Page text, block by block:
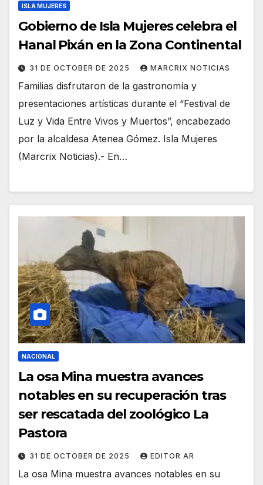
ISLA MUJERES
Gobierno de Isla Mujeres celebra el
Hanal Pixán en la Zona Continental
31 DE OCTOBER DE 2025 MARCRIX NOTICIAS
Familias disfrutaron de la gastronomía y
presentaciones artísticas durante el “Festival de
Luz y Vida Entre Vivos y Muertos”, encabezado
por la alcaldesa Atenea Gómez. Isla Mujeres
(Marcrix Noticias).- En…
NACIONAL
La osa Mina muestra avances
notables en su recuperación tras
ser rescatada del zoológico La
Pastora
31 DE OCTOBER DE 2025 EDITOR AR
La osa Mina muestra avances notables en su